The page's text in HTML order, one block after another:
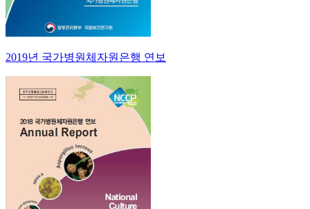
2019년 국가병원체자원은행 연보